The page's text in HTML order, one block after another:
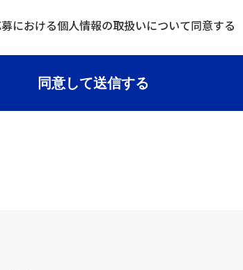
います。
ご提供いただけない場合は、採用選考の対象外とな
いて、当社は何らの賠償責任等を負いません。
における個人情報の取扱いについて同意する
同意して送信する